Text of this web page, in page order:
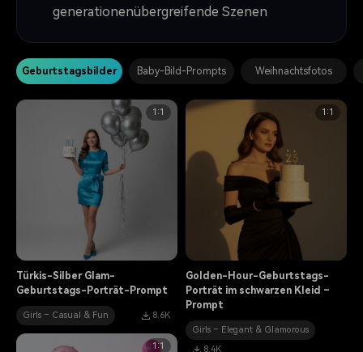
generationenübergreifende Szenen
Geburtstagsbilder Baby-Bild-Prompts Weihnachtsfotos
1:1
Türkis-Silber Glam-
Geburtstags-Porträt-Prompt
Girls – Casual & Fun 8.6K
1:1
Golden-Hour-Geburtstags-
Porträt im schwarzen Kleid –
Prompt
Girls – Elegant & Glamorous
8.4K
1:1